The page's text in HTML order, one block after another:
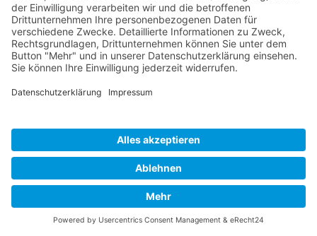
Indien
Auf dieser Reise entdecken wir die Geschichte und
Kultur Indiens, dem Land der Maharadschas und alten
Basare, der hinduistischen Tempel, Paläste und
kolonialen Prachtbauten.
Detail ab € 2.500,—